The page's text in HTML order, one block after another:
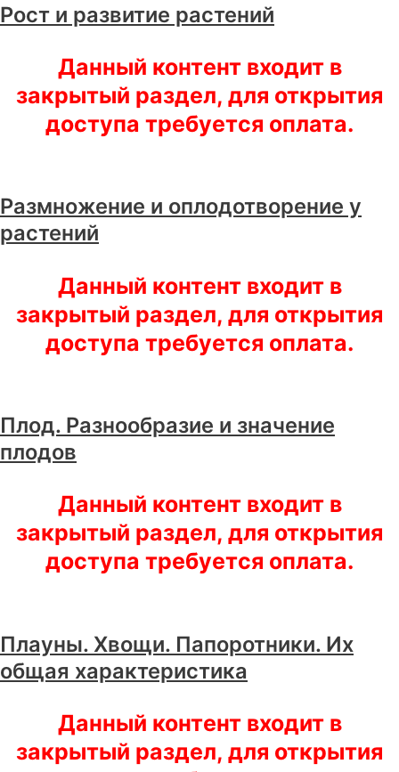
Рост и развитие растений
Данный контент входит в
закрытый раздел, для открытия
доступа требуется оплата.
Размножение и оплодотворение у
растений
Данный контент входит в
закрытый раздел, для открытия
доступа требуется оплата.
Плод. Разнообразие и значение
плодов
Данный контент входит в
закрытый раздел, для открытия
доступа требуется оплата.
Плауны. Хвощи. Папоротники. Их
общая характеристика
Данный контент входит в
закрытый раздел, для открытия